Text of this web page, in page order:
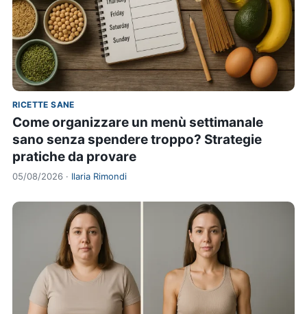
RICETTE SANE
Come organizzare un menù settimanale
sano senza spendere troppo? Strategie
pratiche da provare
05/08/2026 · Ilaria Rimondi